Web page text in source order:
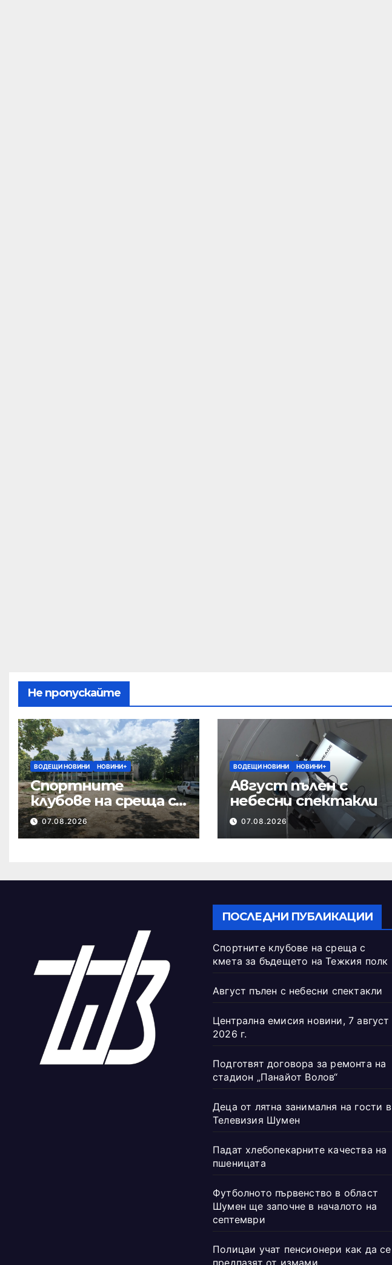
Не пропускайте
ВОДЕЩИ НОВИНИ НОВИНИ+
Спортните
клубове на среща с
кмета за
бъдещето на
07.08.2026
ВОДЕЩИ НОВИНИ НОВИНИ+
Август пълен с
небесни спектакли
07.08.2026
ПОСЛЕДНИ ПУБЛИКАЦИИ
Спортните клубове на среща с
кмета за бъдещето на Тежкия полк
Август пълен с небесни спектакли
Централна емисия новини, 7 август
2026 г.
Подготвят договора за ремонта на
стадион „Панайот Волов“
Деца от лятна занималня на гости в
Телевизия Шумен
Падат хлебопекарните качества на
пшеницата
Футболното първенство в област
Шумен ще започне в началото на
септември
Полицаи учат пенсионери как да се